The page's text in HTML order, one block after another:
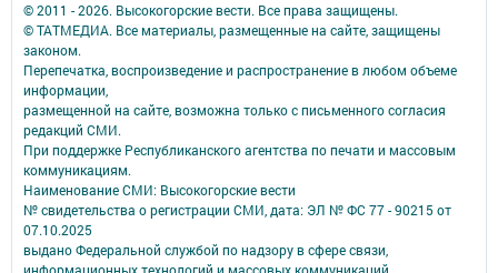
© 2011 - 2026. Высокогорские вести. Все права защищены.
© ТАТМЕДИА. Все материалы, размещенные на сайте, защищены
законом.
Перепечатка, воспроизведение и распространение в любом объеме
информации,
размещенной на сайте, возможна только с письменного согласия
редакций СМИ.
При поддержке Республиканского агентства по печати и массовым
коммуникациям.
Наименование СМИ: Высокогорские вести
№ свидетельства о регистрации СМИ, дата: ЭЛ № ФС 77 - 90215 от
07.10.2025
выдано Федеральной службой по надзору в сфере связи,